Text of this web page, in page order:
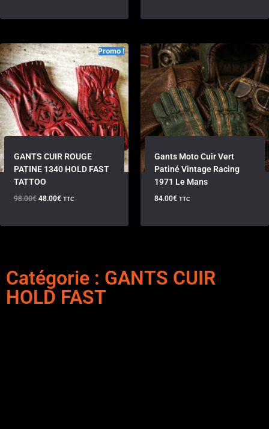
Promo !
GANTS CUIR ROUGE
PATINE 1340 HOLD FAST
TATTOO
98.00€ 48.00€ TTC
Gants Moto Cuir Vert
Patiné Vintage Racing
1971 Le Mans
84.00€ TTC
Catégorie : GANTS CUIR
HOLD FAST